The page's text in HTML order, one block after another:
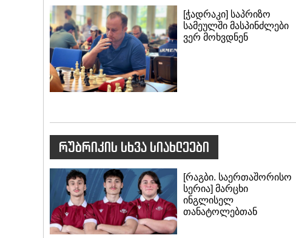
[ჭადრაკი] საპრიზო
სამეულში მასპინძლები
ვერ მოხვდნენ
რუბრიკის სხვა სიახლეები
[რაგბი. საერთაშორისო
სერია] მარცხი
ინგლისელ
თანატოლებთან